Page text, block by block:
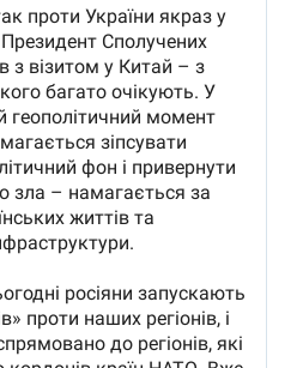
и Херсонска област",
је више десетина људи
и децу, а у нападима је
најмање 800 руских
току са додатним
у ваздушни простор
Зеленски.
да преоптерети
одбране и нанесе
украјинском народу.